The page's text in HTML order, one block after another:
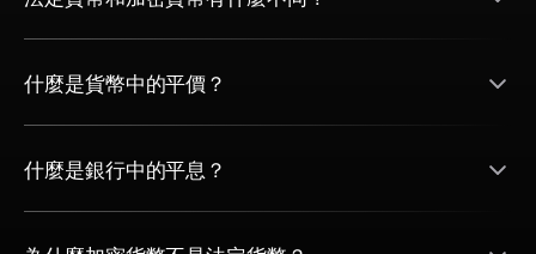
什麼是貨幣中的平價？
什麼是銀行中的平息？